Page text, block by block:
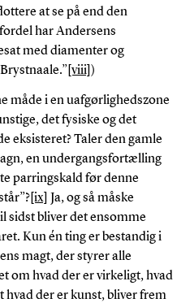
at se på end den
har Andersens
med diamenter og
[viii] )
måde i en uafgørlighedszone
det fysiske og det
eksisteret? Taler den gamle
en undergangsfortælling
parringskald før denne
[ix] Ja, og så måske
sidst bliver det ensomme
Kun én ting er bestandig i
magt, der styrer alle
om hvad der er virkeligt, hvad
hvad der er kunst, bliver frem